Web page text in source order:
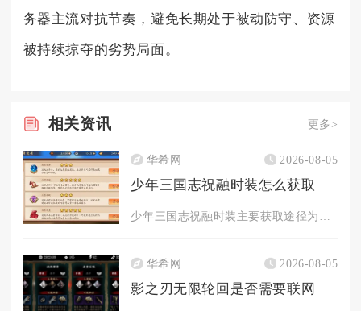
务器主流对抗节奏，避免长期处于被动防守、资源
被持续掠夺的劣势局面。
相关资讯 更多>
华希网 2026-08-05
少年三国志祝融时装怎么获取
华希网 2026-08-05
影之刃无限轮回是否需要联网